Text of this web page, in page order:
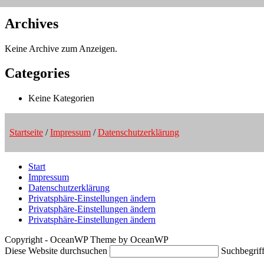
Archives
Keine Archive zum Anzeigen.
Categories
Keine Kategorien
Startseite /Impressum /Datenschutzerklärung
Start
Impressum
Datenschutzerklärung
Privatsphäre-Einstellungen ändern
Privatsphäre-Einstellungen ändern
Privatsphäre-Einstellungen ändern
Copyright - OceanWP Theme by OceanWP
Diese Website durchsuchen